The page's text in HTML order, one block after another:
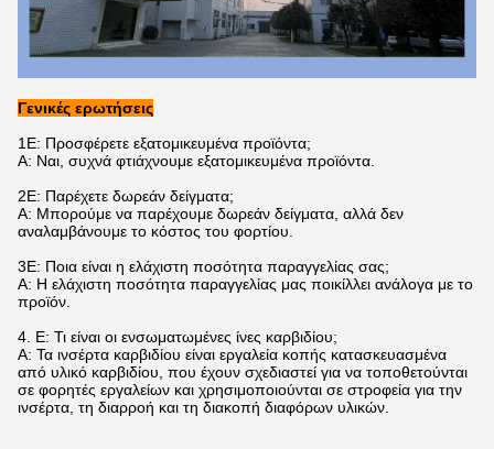
Γενικές ερωτήσεις
1Ε: Προσφέρετε εξατομικευμένα προϊόντα;
Α: Ναι, συχνά φτιάχνουμε εξατομικευμένα προϊόντα.
2Ε: Παρέχετε δωρεάν δείγματα;
Α: Μπορούμε να παρέχουμε δωρεάν δείγματα, αλλά δεν
αναλαμβάνουμε το κόστος του φορτίου.
3Ε: Ποια είναι η ελάχιστη ποσότητα παραγγελίας σας;
Α: Η ελάχιστη ποσότητα παραγγελίας μας ποικίλλει ανάλογα με το
προϊόν.
4. Ε: Τι είναι οι ενσωματωμένες ίνες καρβιδίου;
Α: Τα ινσέρτα καρβιδίου είναι εργαλεία κοπής κατασκευασμένα
από υλικό καρβιδίου, που έχουν σχεδιαστεί για να τοποθετούνται
σε φορητές εργαλείων και χρησιμοποιούνται σε στροφεία για την
ινσέρτα, τη διαρροή και τη διακοπή διαφόρων υλικών.